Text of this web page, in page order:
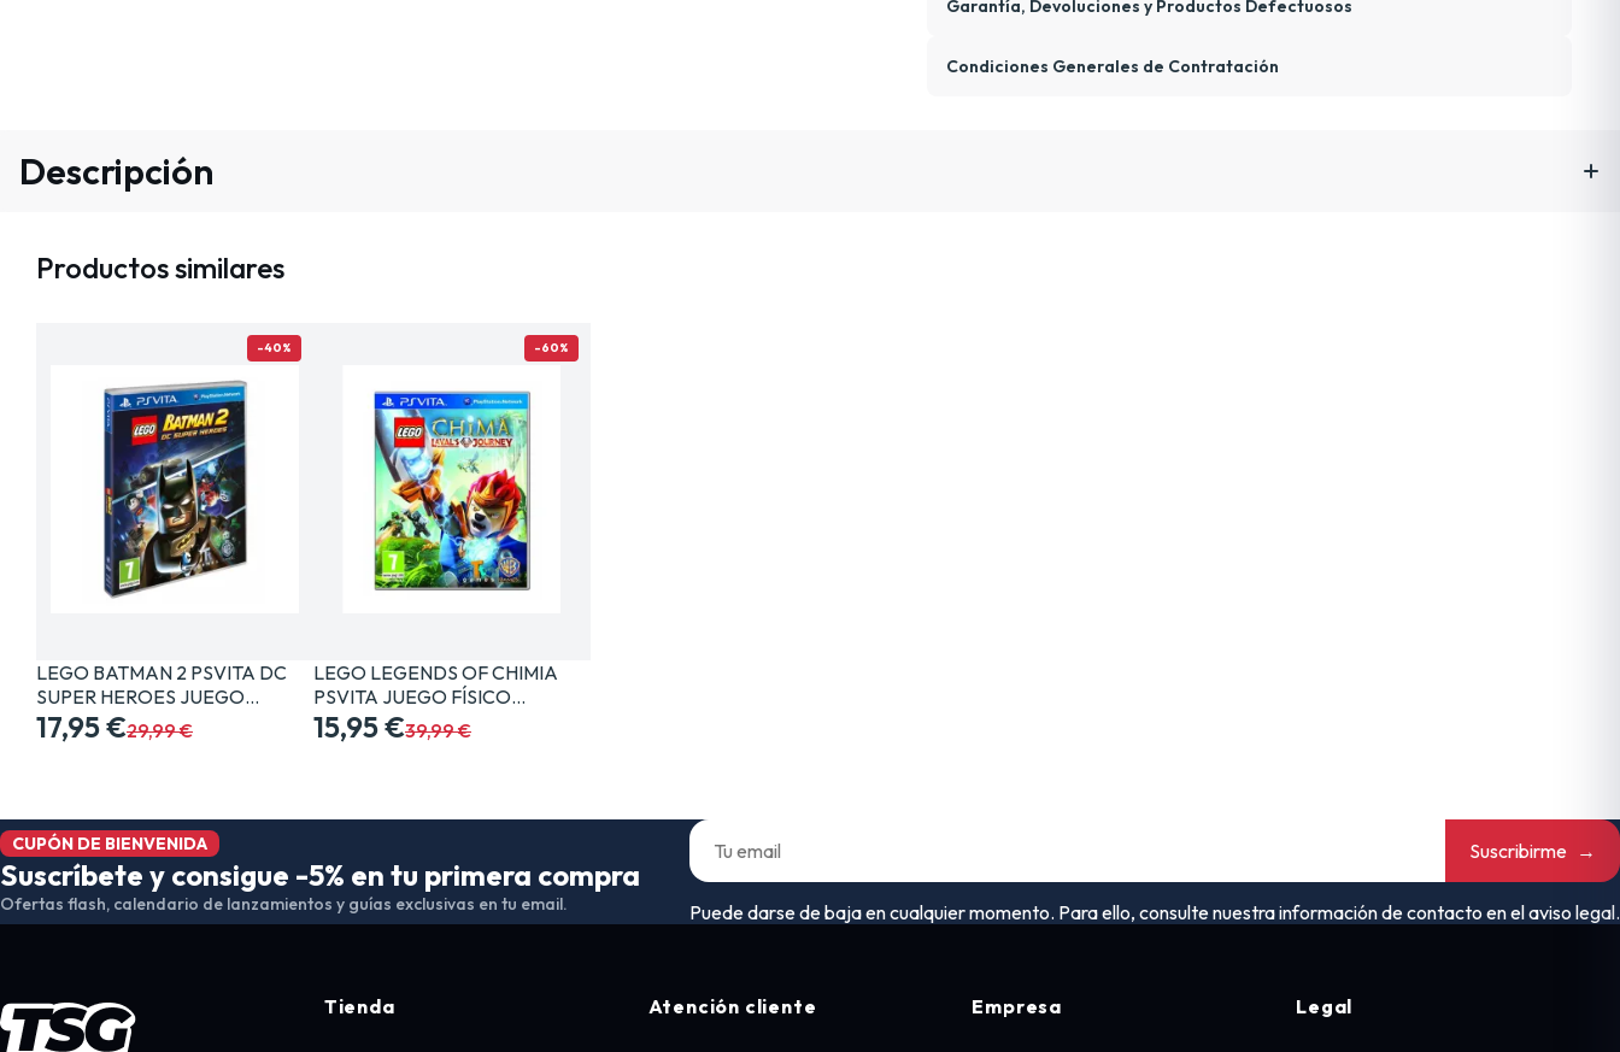
Garantía, Devoluciones y Productos Defectuosos
Condiciones Generales de Contratación
Descripción
Productos similares
-40%
LEGO BATMAN 2 PSVITA DC
SUPER HEROES JUEGO…
17,95 €29,99 €
-60%
LEGO LEGENDS OF CHIMIA
PSVITA JUEGO FÍSICO…
15,95 €39,99 €
CUPÓN DE BIENVENIDA
Suscríbete y consigue -5% en tu primera compra
Ofertas flash, calendario de lanzamientos y guías exclusivas en tu email.
Suscribirme →
Puede darse de baja en cualquier momento. Para ello, consulte nuestra información de contacto en el aviso legal.
Tienda Atención cliente Empresa Legal